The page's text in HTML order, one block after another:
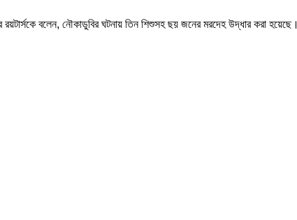
রয়টার্সকে বলেন, নৌকাডুবির ঘটনায় তিন শিশুসহ ছয় জনের মরদেহ উদ্ধার করা হয়েছে।